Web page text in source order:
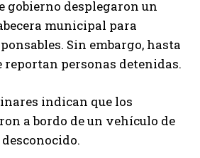
gobierno desplegaron un
municipal para
Sin embargo, hasta
reportan personas detenidas.
indican que los
a bordo de un vehículo de